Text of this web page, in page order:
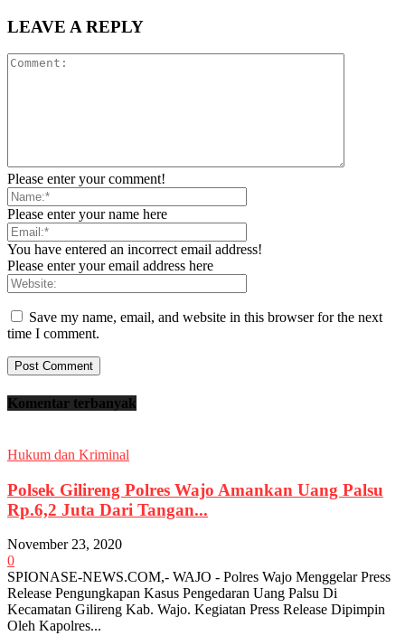
LEAVE A REPLY
Please enter your comment!
Please enter your name here
You have entered an incorrect email address!
Please enter your email address here
Save my name, email, and website in this browser for the next
time I comment.
Komentar terbanyak
Hukum dan Kriminal
Polsek Gilireng Polres Wajo Amankan Uang Palsu
Rp.6,2 Juta Dari Tangan...
November 23, 2020
0
SPIONASE-NEWS.COM,- WAJO - Polres Wajo Menggelar Press
Release Pengungkapan Kasus Pengedaran Uang Palsu Di
Kecamatan Gilireng Kab. Wajo. Kegiatan Press Release Dipimpin
Oleh Kapolres...